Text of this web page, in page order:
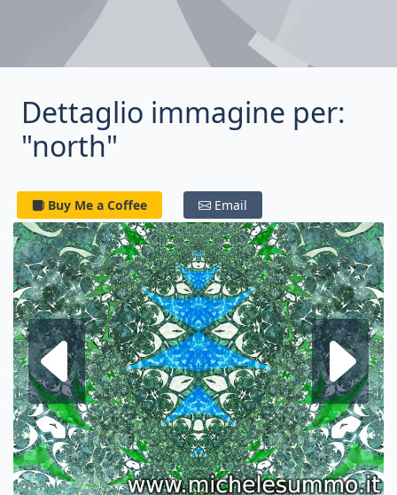
Dettaglio immagine per:
"north"
Buy Me a Coffee Email
Frattale